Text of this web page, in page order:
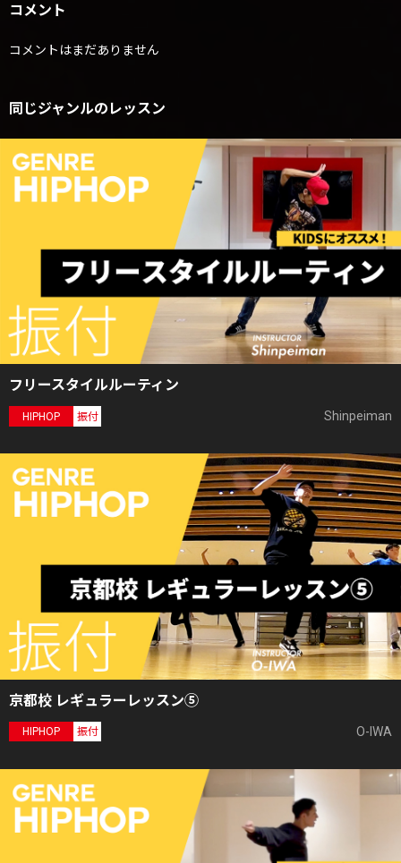
コメント
コメントはまだありません
同じジャンルのレッスン
フリースタイルルーティン
HIPHOP 振付 Shinpeiman
京都校 レギュラーレッスン⑤
HIPHOP 振付 O-IWA